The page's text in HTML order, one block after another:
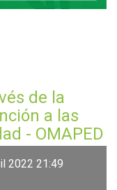
de la
a las
- OMAPED
2022 21:49